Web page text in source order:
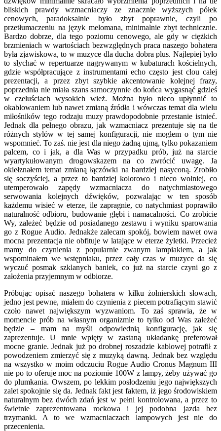
bliskich prawdy wzmacniaczy ze znacznie wyższych półek
cenowych, paradoksalnie było zbyt poprawnie, czyli po
przetłumaczeniu na język melomana, minimalnie zbyt technicznie.
Bardzo dobrze, dla tego poziomu cenowego, ale gdy w ciężkich
brzmieniach w wartościach bezwzględnych praca naszego bohatera
była zjawiskowa, to w muzyce dla ducha dobra plus. Najlepiej było
to słychać w repertuarze nagrywanym w kubaturach kościelnych,
gdzie współpracujące z instrumentami echo często jest clou całej
prezentacji, a przez zbyt szybkie akcentowanie kolejnej frazy,
poprzednia nie miała szans samoczynnie do końca wygasnąć gdzieś
w czeluściach wysokich wież. Można było nieco upłynnić to
okablowaniem lub nawet zmianą źródła i wówczas temat dla wielu
miłośników tego rodzaju muzy prawdopodobnie przestanie istnieć.
Jednak dla pełnego obrazu, jak wzmacniacz prezentuje się na tle
różnych stylów w tej samej konfiguracji, nie mogłem o tym nie
wspomnieć. To zaś. nie jest dla niego żadną ujmą, tylko pokazaniem
palcem, co i jak, a dla Was w przypadku prób, już na starcie
wyartykułowanym drogowskazem na co zwrócić uwagę. Ja
okiełznałem temat zmianą łączówki na bardziej nasyconą. Zrobiło
się soczyściej, a przez to bardziej kolorowo i nieco wolniej, co
utemperowało zapędy wzmacniacza do natychmiastowego
serwowania kolejnych dźwięków, pozwalając w ten sposób
każdemu wisieć w eterze, ile zapragnie, co natychmiast poprawiło
naturalność odbioru, budowanie głębi i namacalności. Co zrobicie
Wy, zależeć będzie od posiadanego zestawu i wyniku sparowania
go z Rogue Audio. Jednakże zalecam spokój, bowiem nawet owa
mocna prezentacja nie obfituje w latające w eterze żyletki. Przecież
mamy do czynienia z popularnie zwanym lampiakiem, a jak
wspominałem we wstępniaku, przez cały czas w muzyce da się
wyczuć posmak szklanych baniek, co już na starcie czyni go z
założenia przyjemnym w odbiorze.
Próbując opisać naszego bohatera w kilku żołnierskich słowach,
jedno jest pewne, miałem do czynienia z piecem potrafiącym stawić
czoło nawet największym wyzwaniom. To zaś sprawia, że w
momencie prób na własnym organizmie to tylko od Was zależeć
będzie – mam na myśli odpowiednią konfigurację, jak się
zaprezentuje. U mnie wpięty w zastaną układankę preferował
mocne granie. Jednak już po drobnej roszadzie kablowej potrafił z
powodzeniem zmierzyć się z muzyką dawną. Jednak bez względu
na wszystko w moim odczuciu Rogue Audio Cronus Magnum III
nie po to oferuje moc na poziomie 100W z lampy, żeby używać go
do plumkania. Owszem, po lekkim posłodzeniu jego największych
zalet spokojnie się da. Jednak fakt jest faktem, iż jego środowiskiem
naturalnym bez dwóch zdań jest w pełni kontrolowana, a przez to
świetnie zaprezentowana rockowa i jej podobna jazda bez
trzymanki. A to we wzmacniaczach lampowych jest nie do
przecenienia.